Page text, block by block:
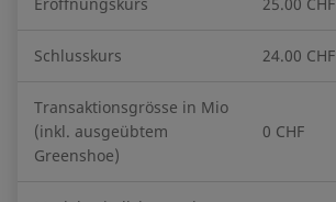
Schlusskurs 24.00 CHF
Transaktionsgrösse in Mio
(inkl. ausgeübtem
Greenshoe)
0 CHF